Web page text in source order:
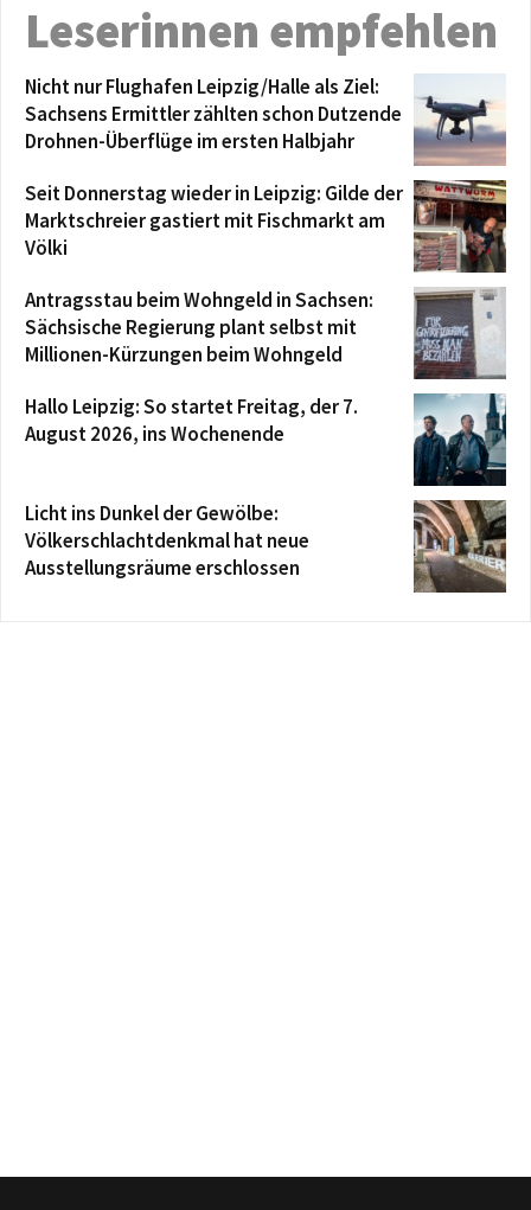
Leserinnen empfehlen
Nicht nur Flughafen Leipzig/Halle als Ziel:
Sachsens Ermittler zählten schon Dutzende
Drohnen-Überflüge im ersten Halbjahr
Seit Donnerstag wieder in Leipzig: Gilde der
Marktschreier gastiert mit Fischmarkt am
Völki
Antragsstau beim Wohngeld in Sachsen:
Sächsische Regierung plant selbst mit
Millionen-Kürzungen beim Wohngeld
Hallo Leipzig: So startet Freitag, der 7.
August 2026, ins Wochenende
Licht ins Dunkel der Gewölbe:
Völkerschlachtdenkmal hat neue
Ausstellungsräume erschlossen